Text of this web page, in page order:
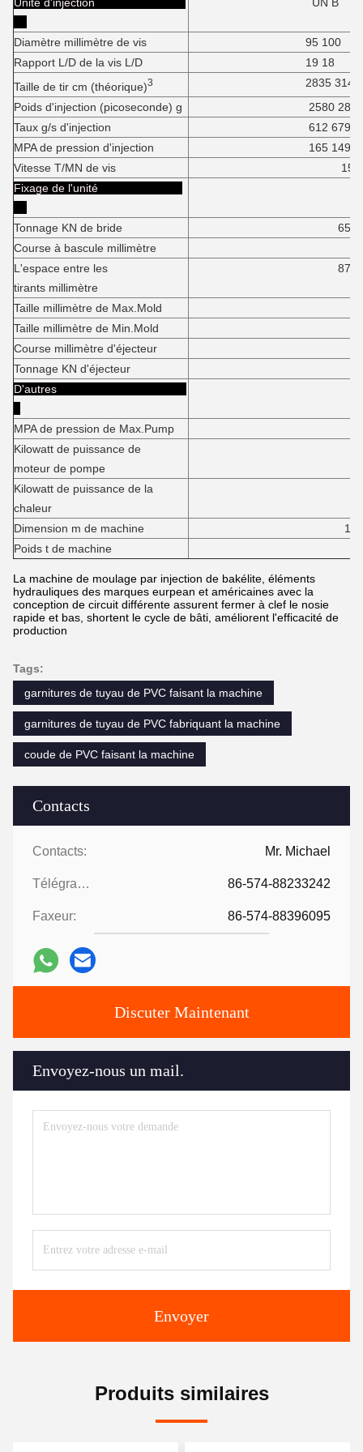
Contacts
Contacts: Mr. Michael
Télégramme: 86-574-88233242
Faxeur: 86-574-88396095
Discuter Maintenant
Envoyez-nous un mail.
Envoyer
Diamètre millimètre de vis
95 100
Rapport L/D de la vis L/D
19 18
Taille de tir cm (théorique)3
2835 3140
Poids d'injection (picoseconde) g
2580 2858
Taux g/s d'injection
612 679
MPA de pression d'injection
165 149
Vitesse T/MN de vis
150
Fixage de l'unité
Tonnage KN de bride
Course à bascule millimètre
L'espace entre les
tirants millimètre
Taille millimètre de Max.Mold
Taille millimètre de Min.Mold
Course millimètre d'éjecteur
Tonnage KN d'éjecteur
D'autres
MPA de pression de Max.Pump
Kilowatt de puissance de
moteur de pompe
Kilowatt de puissance de la
chaleur
Dimension m de machine
Poids t de machine
La machine de moulage par injection de bakélite, éléments
hydrauliques des marques eurpean et américaines avec la
conception de circuit différente assurent fermer à clef le nosie
rapide et bas, shortent le cycle de bâti, améliorent l'efficacité de
production
Tags:
garnitures de tuyau de PVC faisant la machine
garnitures de tuyau de PVC fabriquant la machine
coude de PVC faisant la machine
Produits similaires